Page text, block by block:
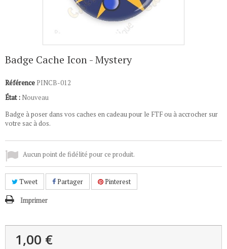
Badge Cache Icon - Mystery
Référence PINCB-012
État : Nouveau
Badge à poser dans vos caches en cadeau pour le FTF ou à accrocher sur
votre sac à dos.
Aucun point de fidélité pour ce produit.
Tweet Partager Pinterest
Imprimer
1,00 €